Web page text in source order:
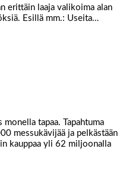
erittäin laaja valikoima alan
Esillä mm.: Useita…
monella tapaa. Tapahtuma
messukävijää ja pelkästään
kauppaa yli 62 miljoonalla